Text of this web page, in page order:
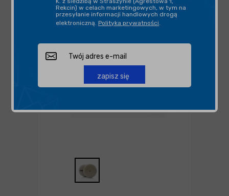
Rekcin) w celach marketingowych, w tym na
przesyłanie informacji handlowych drogą
elektroniczną. Polityka prywatności.
zapisz się